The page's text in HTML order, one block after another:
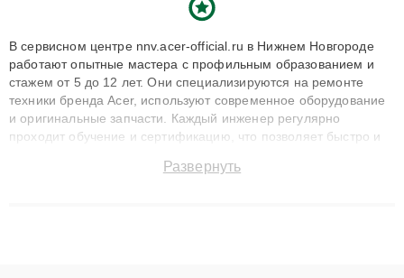
В сервисном центре nnv.acer-official.ru в Нижнем Новгороде
работают опытные мастера с профильным образованием и
стажем от 5 до 12 лет. Они специализируются на ремонте
техники бренда Acer, используют современное оборудование
и оригинальные запчасти. Каждый инженер регулярно
проходит обучение и сертификацию, что позволяет быстро и
сохранением гарантии до 3 лет. Наши мастера решают
Развернуть